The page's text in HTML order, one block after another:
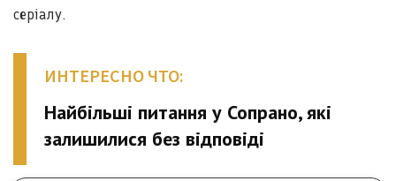
серіалу.
ИНТЕРЕСНО ЧТО:
Найбільші питання у Сопрано, які
залишилися без відповіді